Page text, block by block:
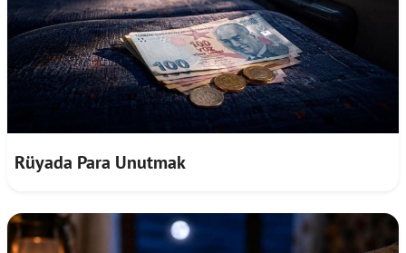
Rüyada Para Unutmak